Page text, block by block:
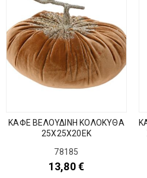
ΚΑΦΕ ΒΕΛΟΥΔΙΝΗ ΚΟΛΟΚΥΘΑ
25Χ25Χ20ΕΚ
78185
13,80€